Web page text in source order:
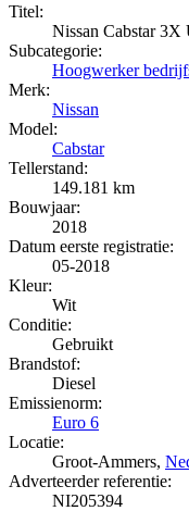
Titel:
Nissan Cabstar
Subcategorie:
Hoogwerker
Merk:
Nissan
Model:
Cabstar
Tellerstand:
149.181 km
Bouwjaar:
2018
Datum eerste registratie:
05-2018
Kleur:
Wit
Conditie:
Gebruikt
Brandstof:
Diesel
Emissienorm:
Euro 6
Locatie:
Groot-Ammers,
Adverteerder referentie:
NI205394